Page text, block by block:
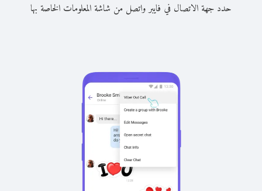
حدد جهة الاتصال في فايبر واتصل من شاشة المعلومات الخاصة بها